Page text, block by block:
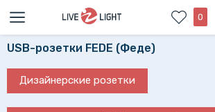
0
USB-розетки FEDE (Феде)
Дизайнерские розетки